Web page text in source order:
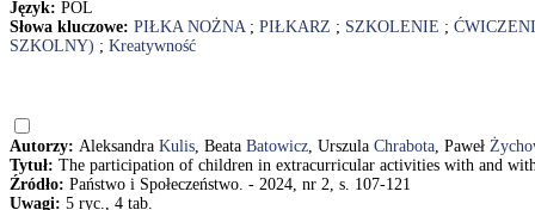
Język: POL
Słowa kluczowe: PIŁKA NOŻNA; PIŁKARZ ; SZKOLENIE ;
SZKOLNY) ; Kreatywność
Autorzy: Aleksandra Kulis, Beata Batowicz, Urszula Chrabota, Paweł
Tytuł: The participation of children in extracurricular activities with and
Źródło: Państwo i Społeczeństwo. - 2024, nr 2, s. 107-121
Uwagi: 5 ryc., 4 tab.